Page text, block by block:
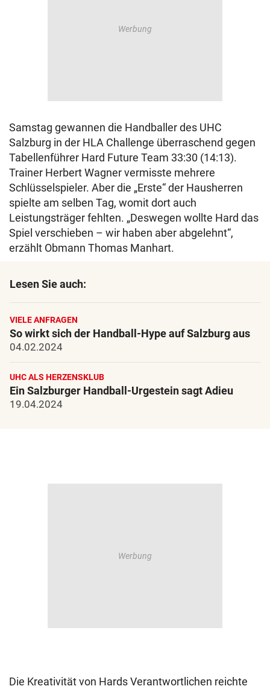
Samstag gewannen die Handballer des UHC
Salzburg in der HLA Challenge überraschend gegen
Tabellenführer Hard Future Team 33:30 (14:13).
Trainer Herbert Wagner vermisste mehrere
Schlüsselspieler. Aber die „Erste“ der Hausherren
spielte am selben Tag, womit dort auch
Leistungsträger fehlten. „Deswegen wollte Hard das
Spiel verschieben – wir haben aber abgelehnt“,
erzählt Obmann Thomas Manhart.
Lesen Sie auch:
VIELE ANFRAGEN
So wirkt sich der Handball-Hype auf Salzburg aus
04.02.2024
UHC ALS HERZENSKLUB
Ein Salzburger Handball-Urgestein sagt Adieu
19.04.2024
Die Kreativität von Hards Verantwortlichen reichte